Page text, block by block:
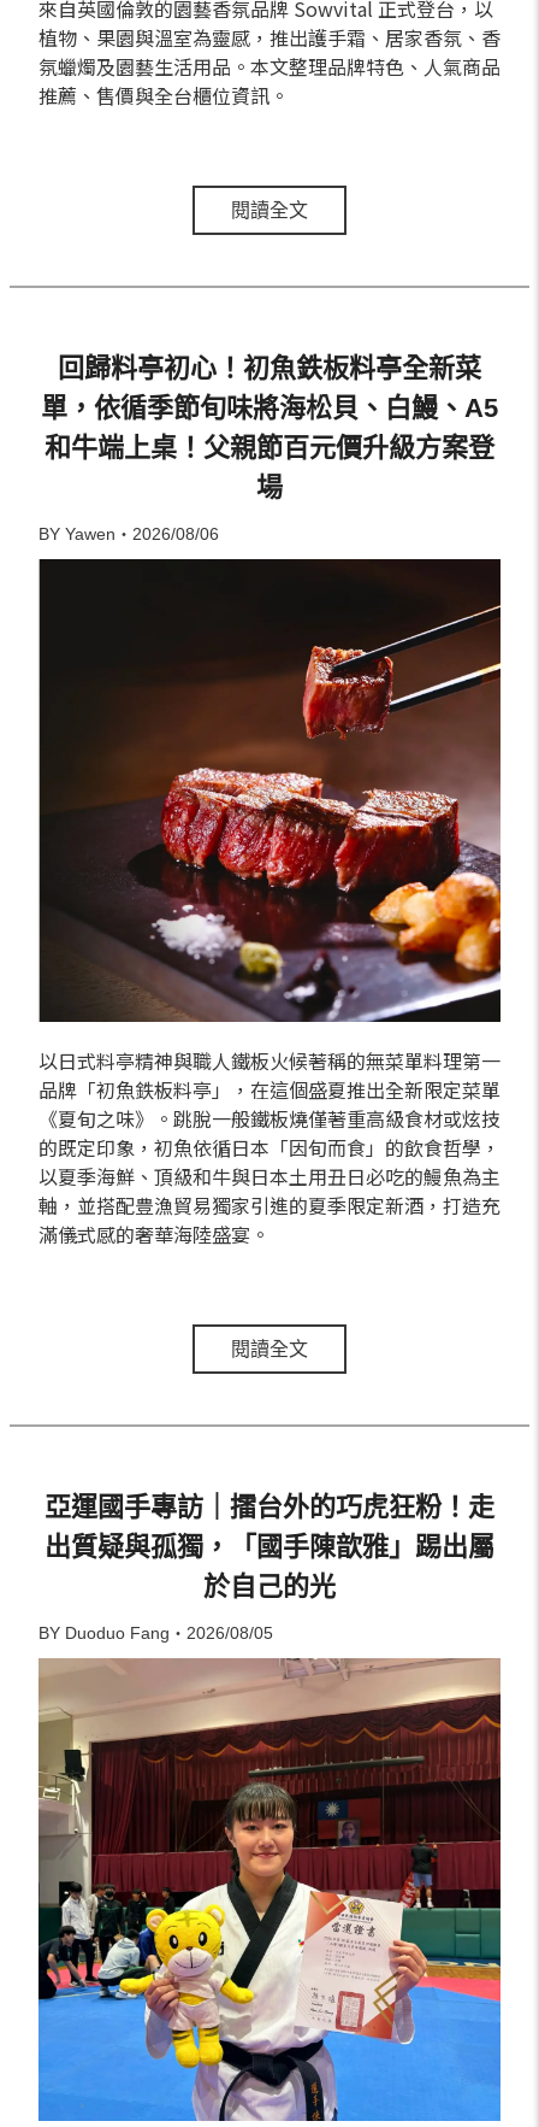
來自英國倫敦的園藝香氛品牌 Sowvital 正式登台，以
植物、果園與溫室為靈感，推出護手霜、居家香氛、香
氛蠟燭及園藝生活用品。本文整理品牌特色、人氣商品
推薦、售價與全台櫃位資訊。
閱讀全文
回歸料亭初心！初魚鉄板料亭全新菜
單，依循季節旬味將海松貝、白鰻、A5
和牛端上桌！父親節百元價升級方案登
場
BY Yawen・2026/08/06
以日式料亭精神與職人鐵板火候著稱的無菜單料理第一
品牌「初魚鉄板料亭」，在這個盛夏推出全新限定菜單
《夏旬之味》。跳脫一般鐵板燒僅著重高級食材或炫技
的既定印象，初魚依循日本「因旬而食」的飲食哲學，
以夏季海鮮、頂級和牛與日本土用丑日必吃的鰻魚為主
軸，並搭配豊漁貿易獨家引進的夏季限定新酒，打造充
滿儀式感的奢華海陸盛宴。
閱讀全文
亞運國手專訪｜擂台外的巧虎狂粉！走
出質疑與孤獨，「國手陳歆雅」踢出屬
於自己的光
BY Duoduo Fang・2026/08/05